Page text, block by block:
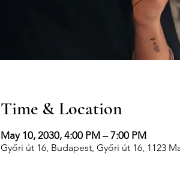
Time & Location
May 10, 2030, 4:00 PM – 7:00 PM
Győri út 16, Budapest, Győri út 16, 1123